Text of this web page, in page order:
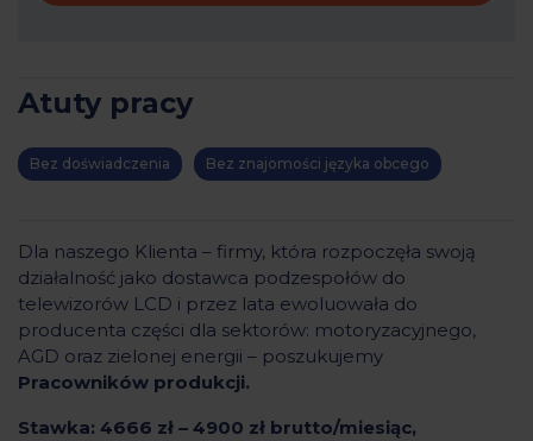
Atuty pracy
Bez doświadczenia Bez znajomości języka obcego
Dla naszego Klienta – firmy, która rozpoczęła swoją
działalność jako dostawca podzespołów do
telewizorów LCD i przez lata ewoluowała do
producenta części dla sektorów: motoryzacyjnego,
AGD oraz zielonej energii – poszukujemy
Pracowników produkcji.
Stawka: 4666 zł – 4900 zł brutto/miesiąc,